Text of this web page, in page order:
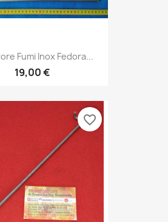
Fumi Inox Fedora...
19,00 €
favorite_border